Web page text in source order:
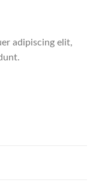
adipiscing elit,